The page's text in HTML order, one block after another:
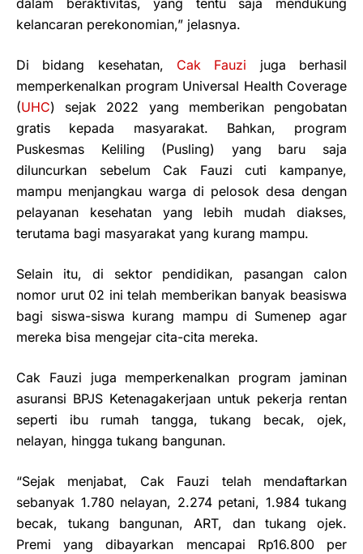
dalam beraktivitas, yang tentu saja mendukung
kelancaran perekonomian,” jelasnya.
Di bidang kesehatan, Cak Fauzi juga berhasil
memperkenalkan program Universal Health Coverage
(UHC) sejak 2022 yang memberikan pengobatan
gratis kepada masyarakat. Bahkan, program
Puskesmas Keliling (Pusling) yang baru saja
diluncurkan sebelum Cak Fauzi cuti kampanye,
mampu menjangkau warga di pelosok desa dengan
pelayanan kesehatan yang lebih mudah diakses,
terutama bagi masyarakat yang kurang mampu.
Selain itu, di sektor pendidikan, pasangan calon
nomor urut 02 ini telah memberikan banyak beasiswa
bagi siswa-siswa kurang mampu di Sumenep agar
mereka bisa mengejar cita-cita mereka.
Cak Fauzi juga memperkenalkan program jaminan
asuransi BPJS Ketenagakerjaan untuk pekerja rentan
seperti ibu rumah tangga, tukang becak, ojek,
nelayan, hingga tukang bangunan.
“Sejak menjabat, Cak Fauzi telah mendaftarkan
sebanyak 1.780 nelayan, 2.274 petani, 1.984 tukang
becak, tukang bangunan, ART, dan tukang ojek.
Premi yang dibayarkan mencapai Rp16.800 per